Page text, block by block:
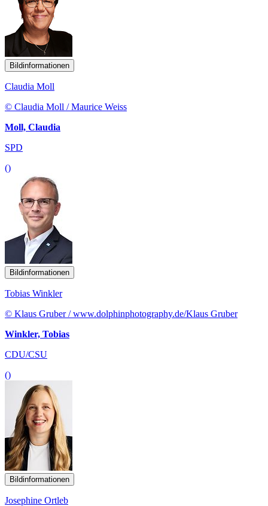
Bildinformationen
Claudia Moll
© Claudia Moll / Maurice Weiss
Moll, Claudia
SPD
()
Bildinformationen
Tobias Winkler
© Klaus Gruber / www.dolphinphotography.de/Klaus Gruber
Winkler, Tobias
CDU/CSU
()
Bildinformationen
Josephine Ortleb